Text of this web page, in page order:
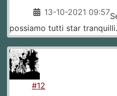
13-10-2021 09:57
possiamo tutti star
#12